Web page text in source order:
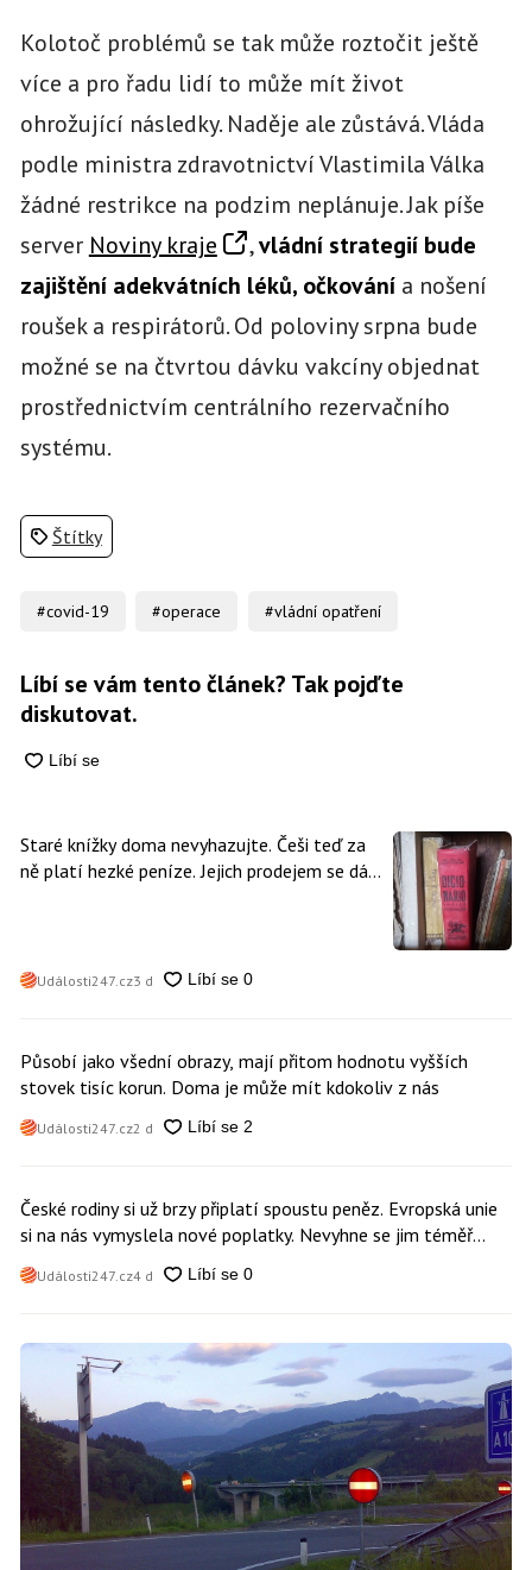
Kolotoč problémů se tak může roztočit ještě
více a pro řadu lidí to může mít život
ohrožující následky. Naděje ale zůstává. Vláda
podle ministra zdravotnictví Vlastimila Válka
žádné restrikce na podzim neplánuje. Jak píše
server Noviny kraje ,vládní strategií bude
zajištění adekvátních léků, očkování a nošení
roušek a respirátorů. Od poloviny srpna bude
možné se na čtvrtou dávku vakcíny objednat
prostřednictvím centrálního rezervačního
systému.
Štítky
#covid-19 #operace #vládní opatření
Líbí se vám tento článek? Tak pojďte
diskutovat.
Staré knížky doma nevyhazujte. Češi teď za
ně platí hezké peníze. Jejich prodejem se dá
Události247.cz3 d
Působí jako všední obrazy, mají přitom hodnotu vyšších
stovek tisíc korun. Doma je může mít kdokoliv z nás
Události247.cz2 d
České rodiny si už brzy připlatí spoustu peněz. Evropská unie
si na nás vymyslela nové poplatky. Nevyhne se jim téměř
nikdo
Události247.cz4 d